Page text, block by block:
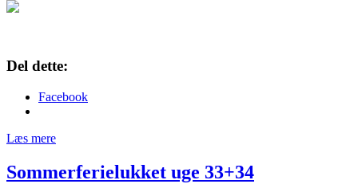
Del dette:
Facebook
Læs mere
Sommerferielukket uge 33+34